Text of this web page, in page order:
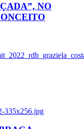
NO
335x256.jpg